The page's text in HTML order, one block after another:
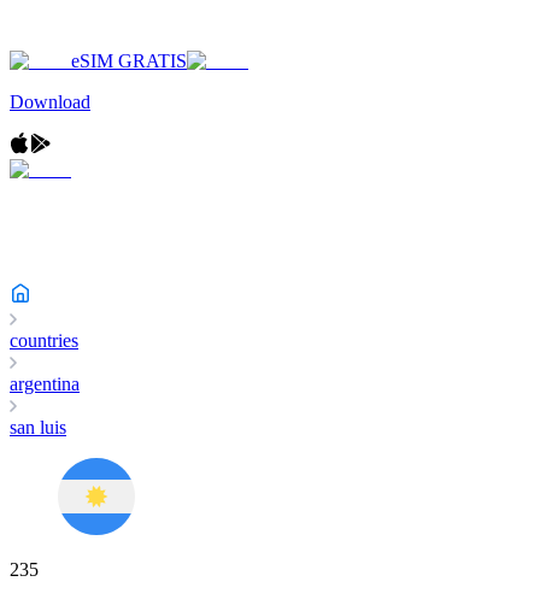
eSIM GRATIS
Download
countries
argentina
san luis
235